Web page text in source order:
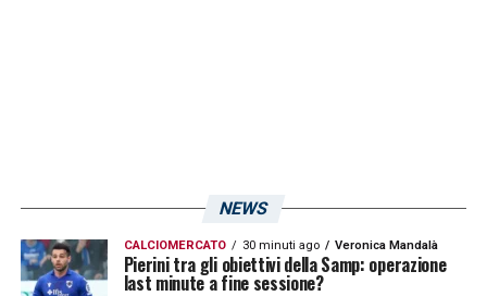
Eightdella competizione partendo
NEWS
CALCIOMERCATO 30 minuti ago Veronica Mandalà
Pierini tra gli obiettivi della Samp: operazione
last minute a fine sessione?